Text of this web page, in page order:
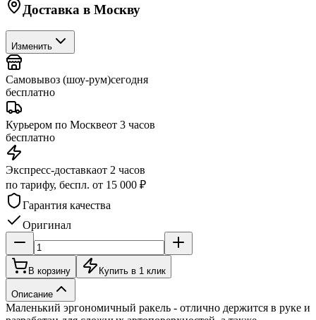
Доставка в Москву
Изменить
Самовывоз (шоу-рум)сегодня
бесплатно
Курьером по Москвеот 3 часов
бесплатно
Экспресс-доставкаот 2 часов
по тарифу, беспл. от 15 000 ₽
Гарантия качества
Оригинал
В корзину Купить в 1 клик
Описание
Маленький эргономичный ракель - отлично держится в руке и